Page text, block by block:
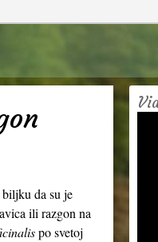
da su je
ili razgon na
po svetoj